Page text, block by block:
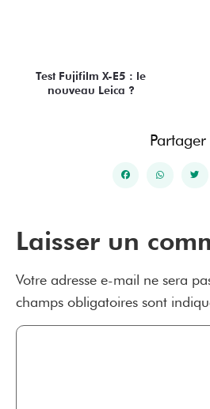
Test Fujifilm X-E5 : le
nouveau Leica ?
Partager
Laisser un
Votre adresse e-mail ne sera
champs obligatoires sont